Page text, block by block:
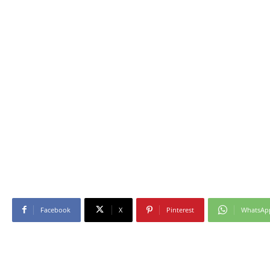
Facebook X Pinterest